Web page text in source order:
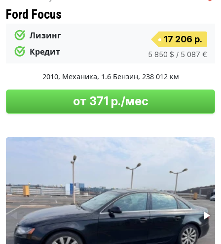
Ford Focus
Лизинг
Кредит
17 206 р.
5 850 $ / 5 087 €
2010, Механика, 1.6 Бензин, 238 012 км
от 371 р./мес